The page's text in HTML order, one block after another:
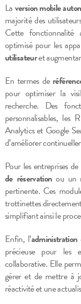
Laversion mobile
majorité des
Cette fonctionnalité
optimisé pour les
utilisateuret
En termes de
pour optimiser la
recherche. Des
personnalisables, les
Analytics et Google
d’améliorer
Pour les entreprises
de réservationou un
pertinente. Ces
trottinettes directement
simplifiant ainsi le
Enfin, l’
précieuse pour les
collaborative. Elle
gérer et de mettre à
réactivité et une